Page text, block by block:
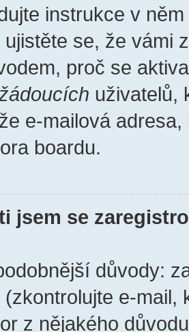
instrukce v
ujistěte se, že vámi
proč se
uživatelů,
e-mailová
boardu.
jsem se
důvody:
(zkontrolujte e-
z nějakého